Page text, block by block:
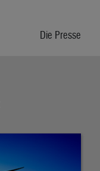
Die Presse